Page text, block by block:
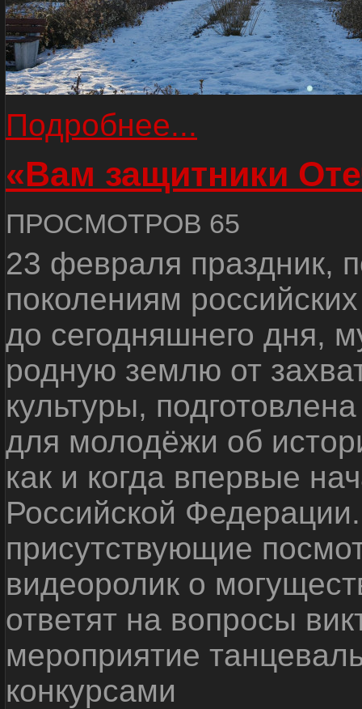
Подробнее...
«Вам защитники
ПРОСМОТРОВ 65
23 февраля праздник,
поколениям
до сегодняшнего дня,
родную землю от
культуры,
для молодёжи об
как и когда впервые
Российской
присутствующие
видеоролик о
ответят на вопросы
мероприятие
конкурсами